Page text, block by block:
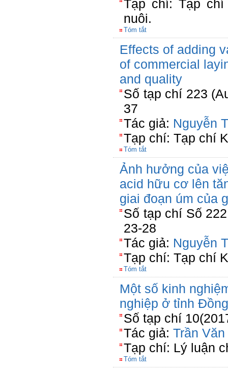
Tạp chí: Tạp chí
nuôi.
Tóm tắt
Effects of adding
of commercial
and quality
Số tạp chí 223
37
Tác giả: Nguyễn
Tạp chí: Tạp chí
Tóm tắt
Ảnh hưởng của
acid hữu cơ lên
giai đoạn úm của
Số tạp chí Số
23-28
Tác giả: Nguyễn
Tạp chí: Tạp chí
Tóm tắt
Một số kinh
nghiệp ở tỉnh
Số tạp chí
Tác giả: Trần
Tạp chí: Lý luận
Tóm tắt